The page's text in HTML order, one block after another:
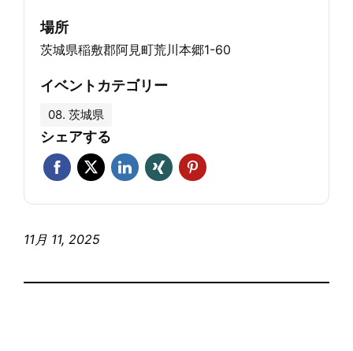
場所
茨城県稲敷郡阿見町荒川本郷1-60
イベントカテゴリー
08. 茨城県
シェアする
11月 11, 2025